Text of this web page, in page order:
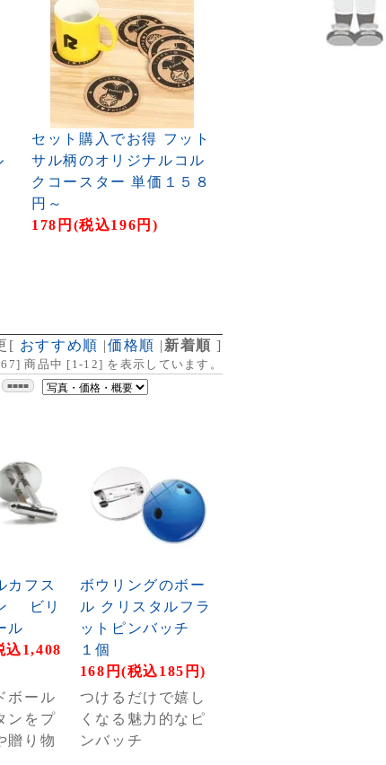
セット購入でお得 フット
サル柄のオリジナルコル
クコースター 単価１５８
円～
178円(税込196円)
[ おすすめ順 |価格順 | 新着順 ]
67] 商品中 [ 1-12] を表示しています。
■■■■
カフス
ビリ
ル
込1,408
ボール
ンをプ
贈り物
ボウリングのボー
ル クリスタルフラ
ットピンバッチ
１個
168円(税込185円)
つけるだけで嬉し
くなる魅力的なピ
ンバッチ